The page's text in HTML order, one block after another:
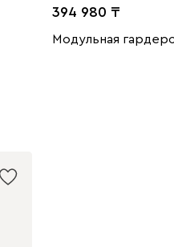
394 980
Модульная